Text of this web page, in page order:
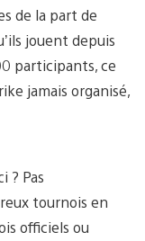
de la part de
jouent depuis
participants, ce
jamais organisé,
? Pas
tournois en
officiels ou